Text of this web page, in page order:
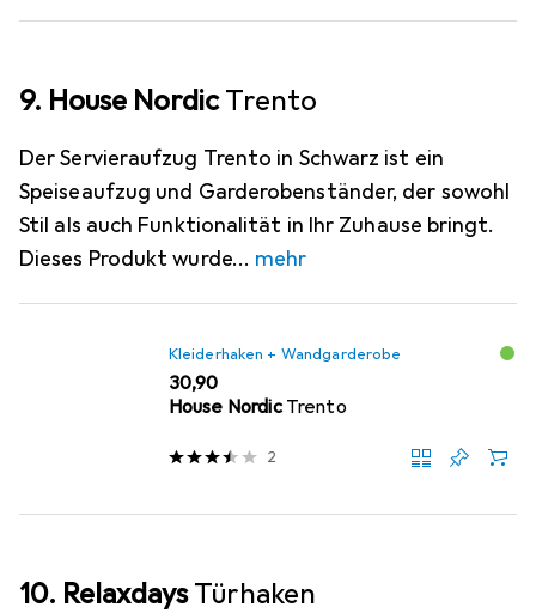
9. House NordicTrento
Der Servieraufzug Trento in Schwarz ist ein
Speiseaufzug und Garderobenständer, der sowohl
Stil als auch Funktionalität in Ihr Zuhause bringt.
Dieses Produkt wurde
mehr
Kleiderhaken + Wandgarderobe
EUR
30,90
House Nordic Trento
2
10. RelaxdaysTürhaken